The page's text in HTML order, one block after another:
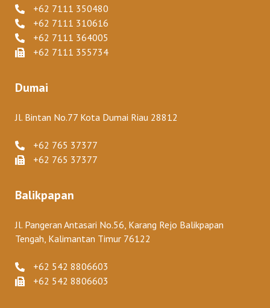
+62 7111 350480
+62 7111 310616
+62 7111 364005
+62 7111 355734
Dumai
Jl. Bintan No.77 Kota Dumai Riau 28812
+62 765 37377
+62 765 37377
Balikpapan
Jl. Pangeran Antasari No.56, Karang Rejo Balikpapan
Tengah, Kalimantan Timur 76122
+62 542 8806603
+62 542 8806603